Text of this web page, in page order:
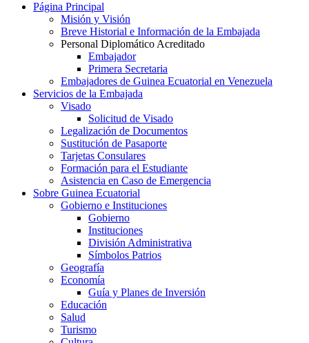
Página Principal
Misión y Visión
Breve Historial e Información de la Embajada
Personal Diplomático Acreditado
Embajador
Primera Secretaria
Embajadores de Guinea Ecuatorial en Venezuela
Servicios de la Embajada
Visado
Solicitud de Visado
Legalización de Documentos
Sustitución de Pasaporte
Tarjetas Consulares
Formación para el Estudiante
Asistencia en Caso de Emergencia
Sobre Guinea Ecuatorial
Gobierno e Instituciones
Gobierno
Instituciones
División Administrativa
Símbolos Patrios
Geografía
Economía
Guía y Planes de Inversión
Educación
Salud
Turismo